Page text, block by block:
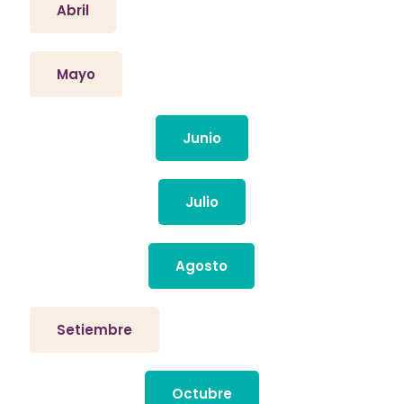
Abril
Mayo
Junio
Julio
Agosto
Setiembre
Octubre